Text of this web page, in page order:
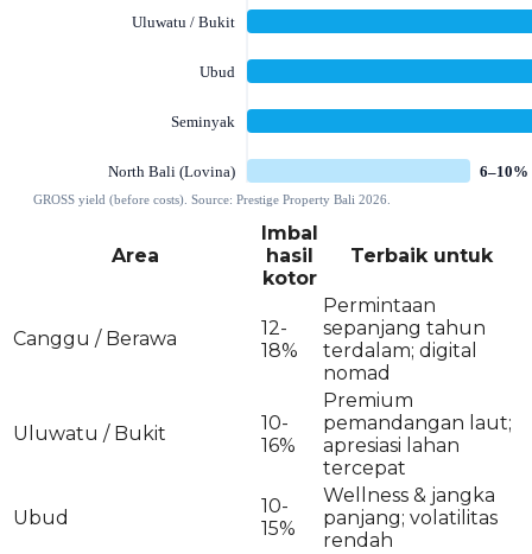
Area
Imbal
hasil
kotor
Terbaik untuk
Canggu / Berawa
12-
18%
Permintaan
sepanjang tahun
terdalam; digital
nomad
Uluwatu / Bukit
10-
16%
Premium
pemandangan laut;
apresiasi lahan
tercepat
Ubud
10-
15%
Wellness & jangka
panjang; volatilitas
rendah